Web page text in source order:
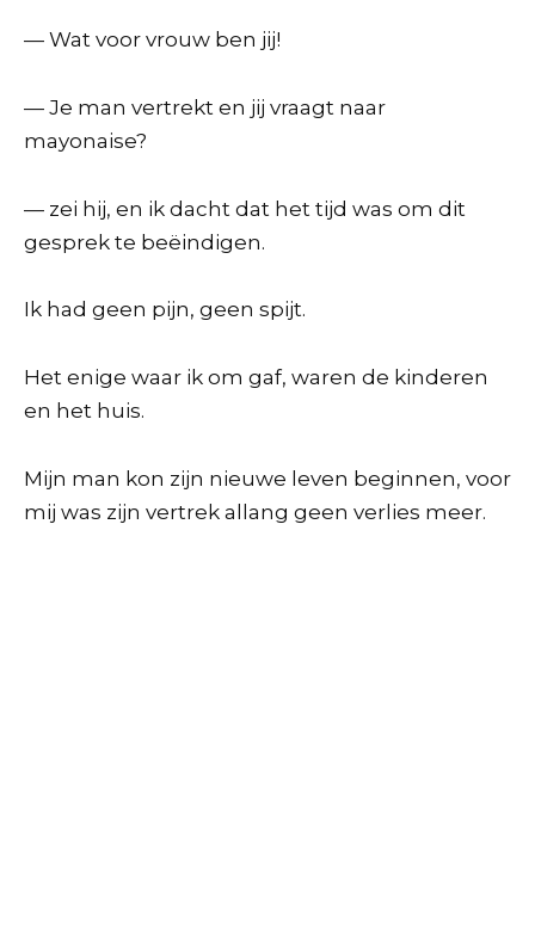
— Wat voor vrouw ben jij!
— Je man vertrekt en jij vraagt naar
mayonaise?
— zei hij, en ik dacht dat het tijd was om dit
gesprek te beëindigen.
Ik had geen pijn, geen spijt.
Het enige waar ik om gaf, waren de kinderen
en het huis.
Mijn man kon zijn nieuwe leven beginnen, voor
mij was zijn vertrek allang geen verlies meer.